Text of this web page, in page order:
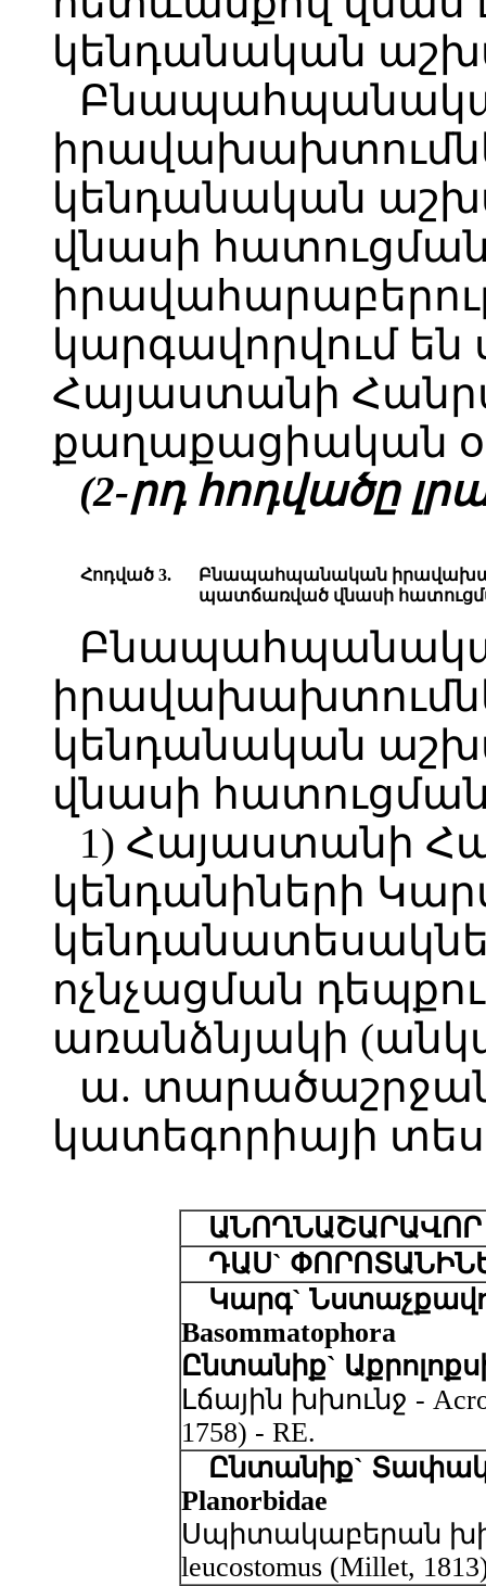
կենդանական
կենդանական
վնասի
կարգավորվում են
Հայաստանի
քաղաքացիական
(2-րդ հոդվածը
Հոդված 3.
Բնապահպանական
պատճառված վնասի
կենդանական
վնասի
1) Հայաստանի
կենդանիների
ոչնչացման
առանձնյակի
ա.
կատեգորիայի
ԴԱՍ`
Կարգ`
Basommatophora
Ընտանիք`
Լճային խխունջ -
1758) - RE.
Ընտանիք` Տափակ
Planorbidae
Սպիտակաբերան
leucostomus (Millet,